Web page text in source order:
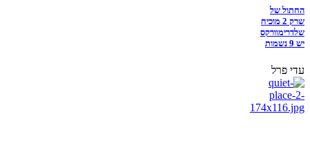
החתול של
שרק 2 מוכיח
שלדרימוורקס
יש 9 נשמות
עדי פרל